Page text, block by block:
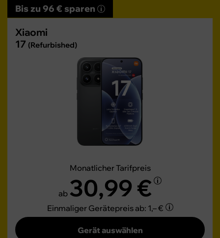
Bis zu 96 € sparen
Xiaomi
17 (Refurbished)
Monatlicher Tarifpreis
ab 30,99 €
Einmaliger Gerätepreisab: 1,– €
Gerät auswählen